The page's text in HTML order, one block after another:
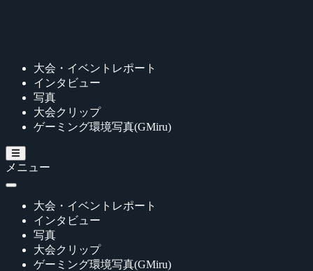
大会・イベントレポート
インタビュー
写真
大会クリップ
ゲーミング環境写真(GMiru)
メニュー
大会・イベントレポート
インタビュー
写真
大会クリップ
ゲーミング環境写真(GMiru)